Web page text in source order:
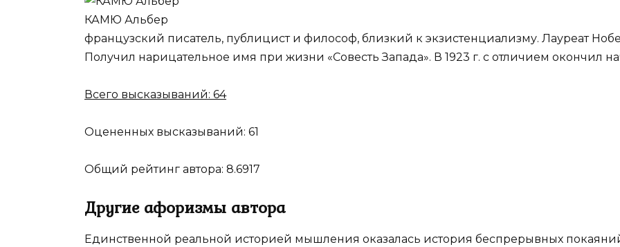
КАМЮ Альбер
французский писатель, публицист и философ, близкий к экзистенциализму. Лауреат
Получил нарицательное имя при жизни «Совесть Запада». В 1923 г. с отличием окончил
Всего высказываний: 64
Оцененных высказываний: 61
Общий рейтинг автора: 8.6917
Другие афоризмы автора
Единственной реальной историей мышления оказалась история беспрерывных